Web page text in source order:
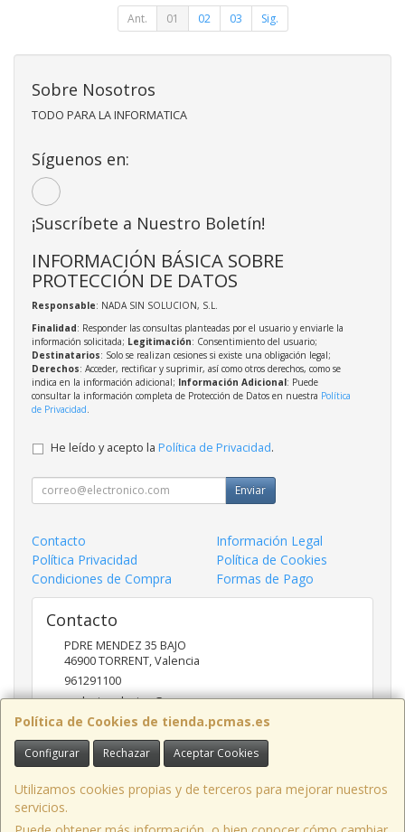
Ant. 01 02 03 Sig.
Política de Cookies de tienda.pcmas.es
Configurar Rechazar Aceptar Cookies
Utilizamos cookies propias y de terceros para mejorar nuestros
servicios.
Sobre Nosotros
TODO PARA LA INFORMATICA
Síguenos en:
¡Suscríbete a Nuestro Boletín!
INFORMACIÓN BÁSICA SOBRE
PROTECCIÓN DE DATOS
Responsable: NADA SIN SOLUCION, S.L.
Finalidad: Responder las consultas planteadas por el usuario y enviarle la
información solicitada; Legitimación: Consentimiento del usuario;
Destinatarios: Solo se realizan cesiones si existe una obligación legal;
Derechos: Acceder, rectificar y suprimir, así como otros derechos, como se
indica en la información adicional; Información Adicional: Puede
consultar la información completa de Protección de Datos en nuestra Política
de Privacidad.
He leído y acepto la Política de Privacidad.
Enviar
Contacto
Información Legal
Política Privacidad
Política de Cookies
Condiciones de Compra
Formas de Pago
Contacto
PDRE MENDEZ 35 BAJO
46900TORRENT,Valencia
961291100
nadasinsolucion@pcmas.es
Horario
10 -14 17 - 20